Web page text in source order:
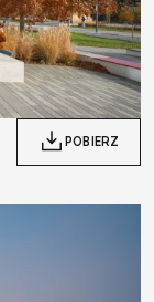
POBIERZ